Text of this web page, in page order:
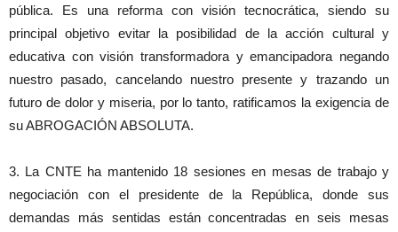
pública. Es una reforma con visión tecnocrática, siendo su
principal objetivo evitar la posibilidad de la acción cultural y
educativa con visión transformadora y emancipadora negando
nuestro pasado, cancelando nuestro presente y trazando un
futuro de dolor y miseria, por lo tanto, ratificamos la exigencia de
su ABROGACIÓN ABSOLUTA.
3. La CNTE ha mantenido 18 sesiones en mesas de trabajo y
negociación con el presidente de la República, donde sus
demandas más sentidas están concentradas en seis mesas